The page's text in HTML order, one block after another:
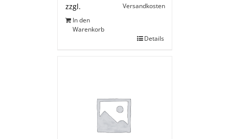
zzgl.
Versandkosten
In den
Warenkorb
Details